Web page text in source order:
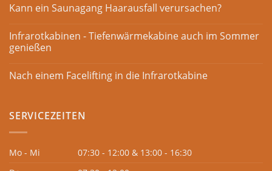
Kann ein Saunagang Haarausfall verursachen?
Infrarotkabinen - Tiefenwärmekabine auch im Sommer
genießen
Nach einem Facelifting in die Infrarotkabine
SERVICEZEITEN
Mo - Mi
07:30 - 12:00 & 13:00 - 16:30